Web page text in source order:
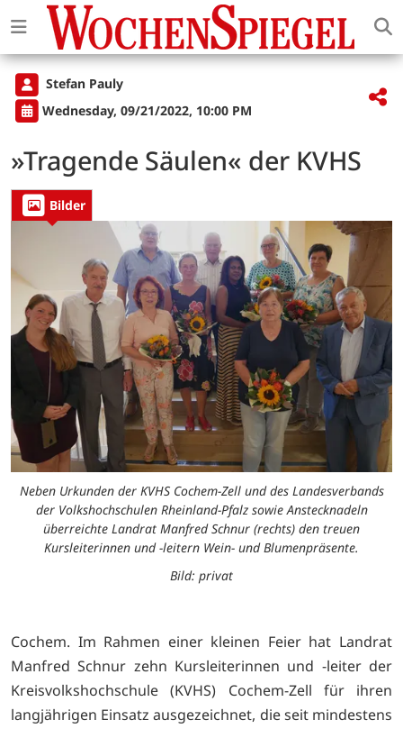
Stefan Pauly
Wednesday, 09/21/2022, 10:00 PM
»Tragende Säulen« der KVHS
Bilder
Neben Urkunden der KVHS Cochem-Zell und des Landesverbands
der Volkshochschulen Rheinland-Pfalz sowie Anstecknadeln
überreichte Landrat Manfred Schnur (rechts) den treuen
Kursleiterinnen und -leitern Wein- und Blumenpräsente.
Bild: privat
Cochem. Im Rahmen einer kleinen Feier hat Landrat
Manfred Schnur zehn Kursleiterinnen und -leiter der
Kreisvolkshochschule (KVHS) Cochem-Zell für ihren
langjährigen Einsatz ausgezeichnet, die seit mindestens